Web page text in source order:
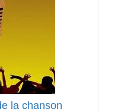
la chanson